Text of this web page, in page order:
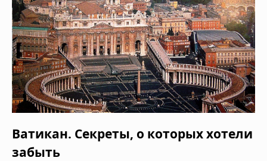
Ватикан. Секреты, о которых хотели
забыть